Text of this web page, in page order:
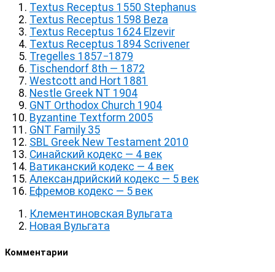
Textus Receptus 1550 Stephanus
Textus Receptus 1598 Beza
Textus Receptus 1624 Elzevir
Textus Receptus 1894 Scrivener
Tregelles 1857−1879
Tischendorf 8th — 1872
Westcott and Hort 1881
Nestle Greek NT 1904
GNT Orthodox Church 1904
Byzantine Textform 2005
GNT Family 35
SBL Greek New Testament 2010
Синайский кодекс — 4 век
Ватиканский кодекс — 4 век
Александрийский кодекс — 5 век
Ефремов кодекс — 5 век
Клементиновская Вульгата
Новая Вульгата
Комментарии